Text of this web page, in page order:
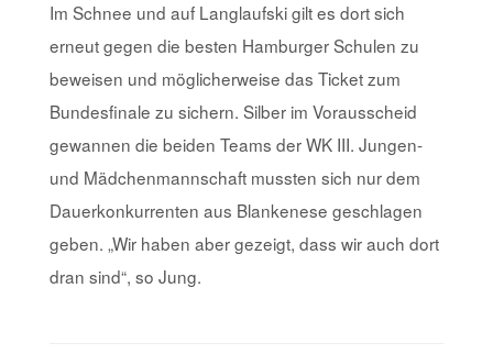
Im Schnee und auf Langlaufski gilt es dort sich
erneut gegen die besten Hamburger Schulen zu
beweisen und möglicherweise das Ticket zum
Bundesfinale zu sichern. Silber im Vorausscheid
gewannen die beiden Teams der WK III. Jungen-
und Mädchenmannschaft mussten sich nur dem
Dauerkonkurrenten aus Blankenese geschlagen
geben. „Wir haben aber gezeigt, dass wir auch dort
dran sind“, so Jung.